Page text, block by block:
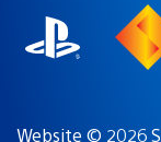
Website © 2026